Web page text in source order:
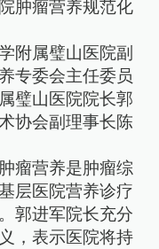
肿瘤营养规范化
附属璧山医院副
专委会主任委员
璧山医院院长郭
协会副理事长陈
瘤营养是肿瘤综
层医院营养诊疗
郭进军院长充分
，表示医院将持